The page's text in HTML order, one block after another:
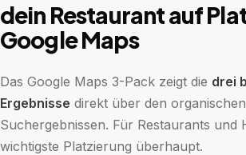
dein Restaurant auf
Google Maps
Das Google Maps 3-Pack zeigt die drei
Ergebnisse direkt über den organischen
Suchergebnissen. Für Restaurants und
wichtigste Platzierung überhaupt.